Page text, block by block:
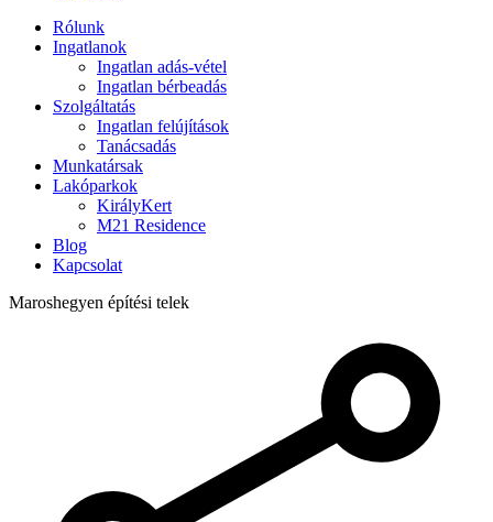
Rólunk
Ingatlanok
Ingatlan adás-vétel
Ingatlan bérbeadás
Szolgáltatás
Ingatlan felújítások
Tanácsadás
Munkatársak
Lakóparkok
KirályKert
M21 Residence
Blog
Kapcsolat
Maroshegyen építési telek